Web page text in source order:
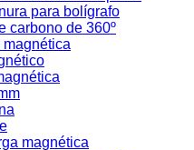
para bolígrafo
carbono de 360º
magnética
magnética